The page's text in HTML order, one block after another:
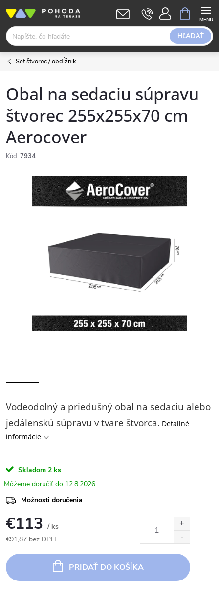
obsah
HĽADAŤ
KOŠÍK
Set štvorec / obdĺžnik
Obal na sedaciu súpravu
štvorec 255x255x70 cm
Aerocover
Kód: 7934
Vodeodolný a priedušný obal na sedaciu alebo
jedálenskú súpravu v tvare štvorca. Detailné
informácie
Skladom 2 ks
12.8.2026
Možnosti doručenia
€113 / ks
€91,87 bez DPH
cena:
PRIDAŤ DO KOŠÍKA